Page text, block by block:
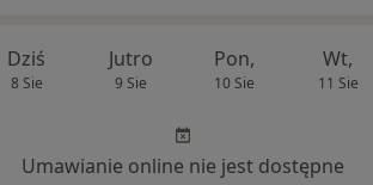
Dziś
8 Sie
Jutro
9 Sie
Pon,
10 Sie
Wt,
11 Sie
Umawianie online nie jest dostępne